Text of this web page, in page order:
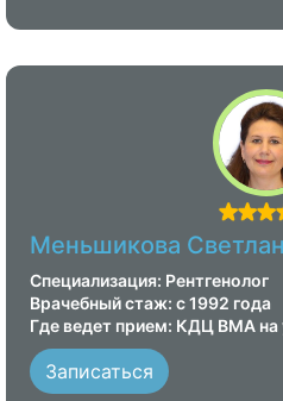
Меньшикова
Специализация: Рентгенолог
Врачебный стаж: с 1992 года
Где ведет прием: КДЦ ВМА на
Записаться